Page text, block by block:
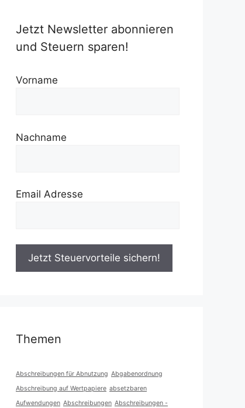
Jetzt Newsletter abonnieren
und Steuern sparen!
Vorname
Nachname
Email Adresse
Themen
Abschreibungen für Abnutzung Abgabenordnung
Abschreibung auf Wertpapiere absetzbaren
Aufwendungen Abschreibungen Abschreibungen -